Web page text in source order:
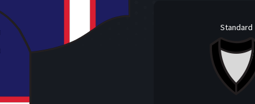
Standard